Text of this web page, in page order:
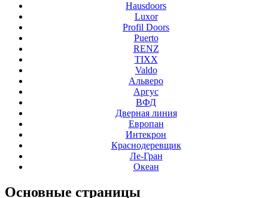
Hausdoors
Luxor
Profil Doors
Puerto
RENZ
TIXX
Valdo
Альверо
Аргус
ВФД
Дверная линия
Европан
Интекрон
Краснодеревщик
Ле-Гран
Океан
Основные страницы